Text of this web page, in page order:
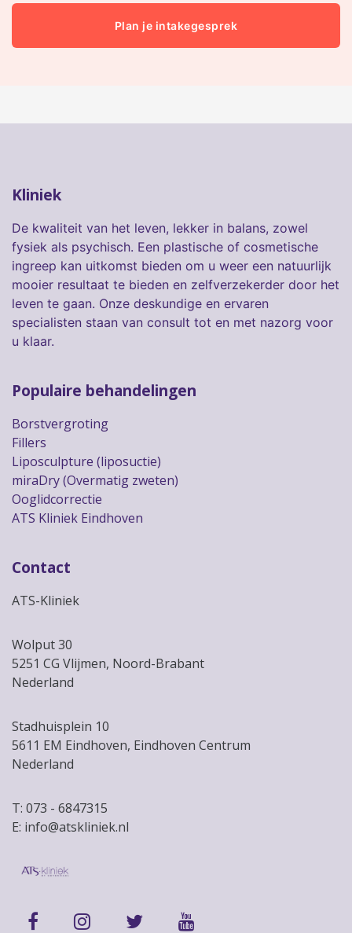
Kliniek
De kwaliteit van het leven, lekker in balans, zowel
fysiek als psychisch. Een plastische of cosmetische
ingreep kan uitkomst bieden om u weer een natuurlijk
mooier resultaat te bieden en zelfverzekerder door het
leven te gaan. Onze deskundige en ervaren
specialisten staan van consult tot en met nazorg voor
u klaar.
Populaire behandelingen
Borstvergroting
Fillers
Liposculpture (liposuctie)
miraDry (Overmatig zweten)
Ooglidcorrectie
ATS Kliniek Eindhoven
Contact
ATS-Kliniek
Wolput 30
5251 CG Vlijmen, Noord-Brabant
Nederland
Stadhuisplein 10
5611 EM Eindhoven, Eindhoven Centrum
Nederland
T: 073 - 6847315
E: info@atskliniek.nl